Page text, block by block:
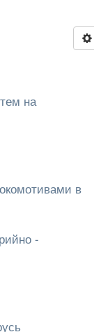
на
в
-